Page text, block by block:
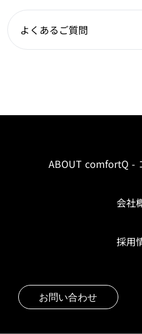
よくあるご質問
ABOUT comfortQ -
会社
採用
お問い合わせ